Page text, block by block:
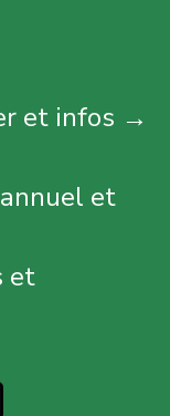
et infos →
et
et